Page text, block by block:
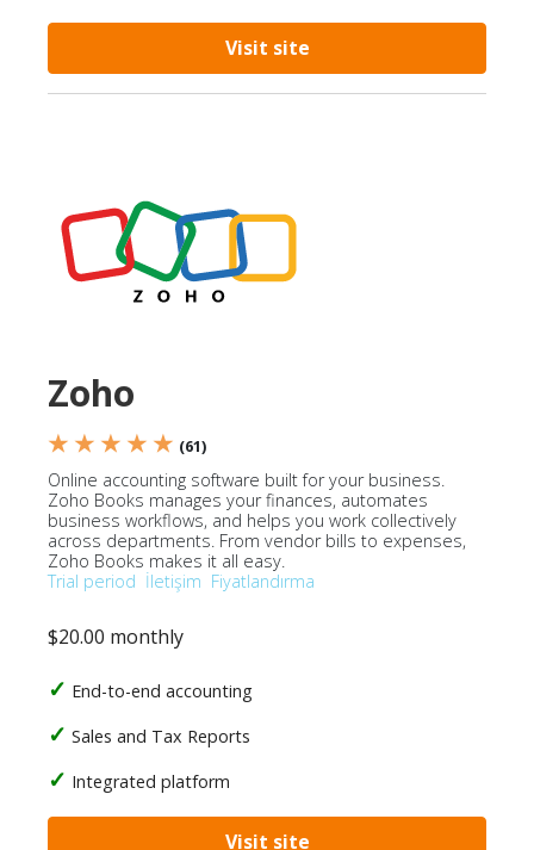
Visit site
Zoho
★ ★ ★ ★ ★ (61)
Online accounting software built for your business.
Zoho Books manages your finances, automates
business workflows, and helps you work collectively
across departments. From vendor bills to expenses,
Zoho Books makes it all easy.
Trial period İletişim Fiyatlandırma
$20.00 monthly
End-to-end accounting
Sales and Tax Reports
Integrated platform
Visit site